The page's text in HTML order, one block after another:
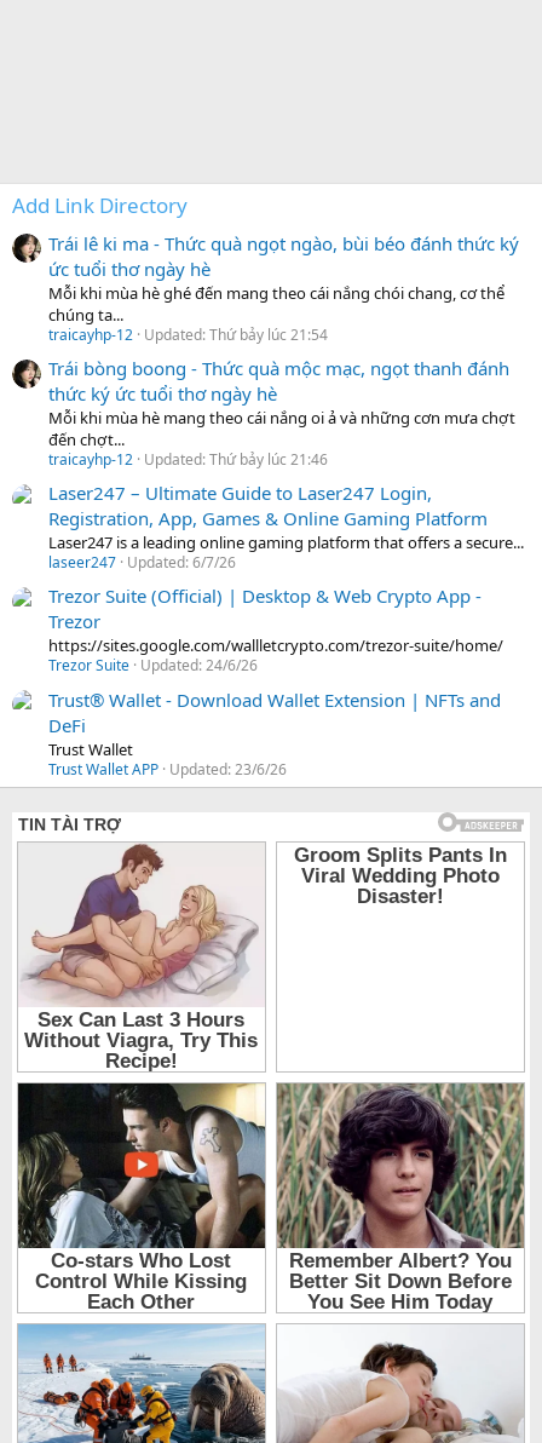
Add Link Directory
Trái lê ki ma - Thức quà ngọt ngào, bùi béo đánh thức ký
ức tuổi thơ ngày hè
Mỗi khi mùa hè ghé đến mang theo cái nắng chói chang, cơ thể
chúng ta...
traicayhp-12 Updated:Thứ bảy lúc 21:54
Trái bòng boong - Thức quà mộc mạc, ngọt thanh đánh
thức ký ức tuổi thơ ngày hè
Mỗi khi mùa hè mang theo cái nắng oi ả và những cơn mưa chợt
đến chợt...
traicayhp-12 Updated:Thứ bảy lúc 21:46
Laser247 – Ultimate Guide to Laser247 Login,
Registration, App, Games & Online Gaming Platform
Laser247 is a leading online gaming platform that offers a secure...
laseer247 Updated:6/7/26
Trezor Suite (Official) | Desktop & Web Crypto App -
Trezor
https://sites.google.com/wallletcrypto.com/trezor-suite/home/
Trezor Suite Updated:24/6/26
Trust® Wallet - Download Wallet Extension | NFTs and
DeFi
Trust Wallet
Trust Wallet APP Updated:23/6/26